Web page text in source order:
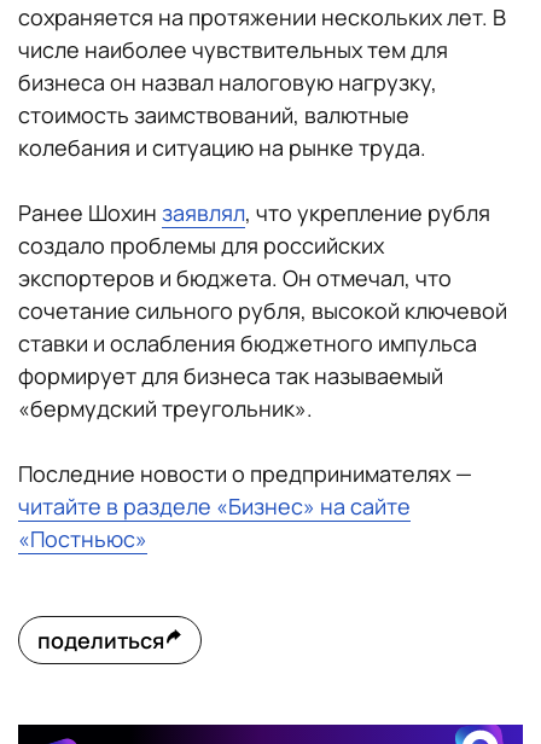
сохраняется на протяжении нескольких лет. В
числе наиболее чувствительных тем для
бизнеса он назвал налоговую нагрузку,
стоимость заимствований, валютные
колебания и ситуацию на рынке труда.
Ранее Шохин заявлял, что укрепление рубля
создало проблемы для российских
экспортеров и бюджета. Он отмечал, что
сочетание сильного рубля, высокой ключевой
ставки и ослабления бюджетного импульса
формирует для бизнеса так называемый
«бермудский треугольник».
Последние новости о предпринимателях —
читайте в разделе «Бизнес» на сайте
«Постньюс»
поделиться